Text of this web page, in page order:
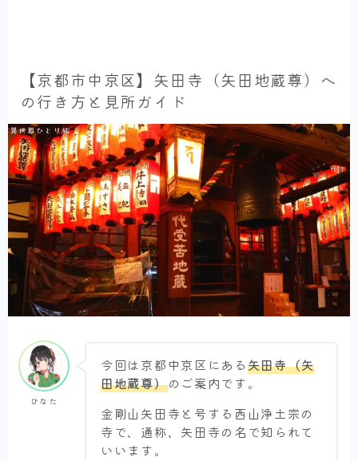
【京都市中京区】矢田寺（矢田地蔵尊）へ
の行き方と見所ガイド
ひなた
今回は京都中京区にある矢田寺（矢
田地蔵尊）のご案内です。
金剛山矢田寺と号する西山浄土宗の
寺で、通称、矢田寺の名で知られて
いいます。